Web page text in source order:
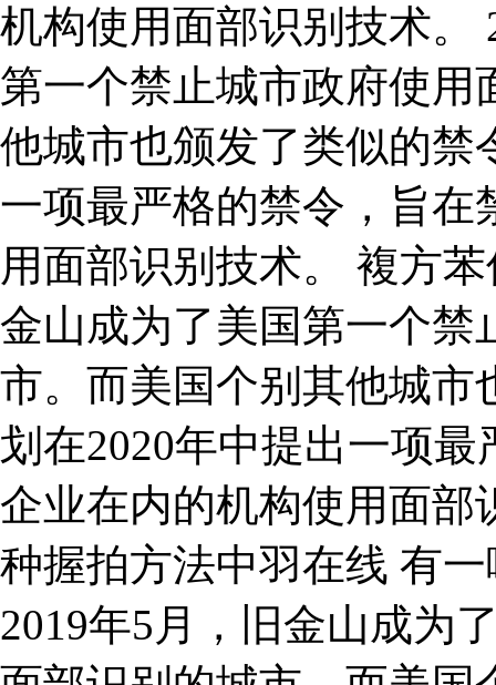
机构使用面部识别技术。
第一个禁止城市政府使用
他城市也颁发了类似的禁
一项最严格的禁令，旨在
用面部识别技术。 複方
金山成为了美国第一个禁
市。而美国个别其他城市
划在2020年中提出一项
企业在内的机构使用面
种握拍方法中羽在线 有
2019年5月，旧金山成为